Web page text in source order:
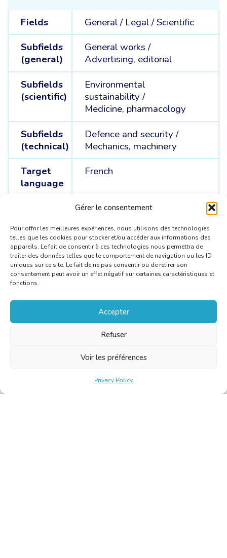
Gérer le consentement
Pour offrir les meilleures expériences, nous utilisons des technologies
telles que les cookies pour stocker et/ou accéder aux informations des
appareils. Le fait de consentir à ces technologies nous permettra de
traiter des données telles que le comportement de navigation ou les ID
uniques sur ce site. Le fait de ne pas consentir ou de retirer son
consentement peut avoir un effet négatif sur certaines caractéristiques et
fonctions.
Accepter
Refuser
Voir les préférences
Privacy Policy
Fields General / Legal /Scientific
Subfields
(general)
General works /
Advertising, editorial
Subfields
(scientific)
Environmental
sustainability /
Medicine, pharmacology
Subfields
(technical)
Defence and security /
Mechanics, machinery
Target
language
French
English